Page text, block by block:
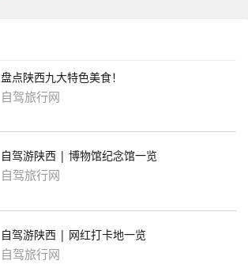
盘点陕西九大特色美食！
自驾旅行网
自驾游陕西 | 博物馆纪念馆一览
自驾旅行网
自驾游陕西 | 网红打卡地一览
自驾旅行网